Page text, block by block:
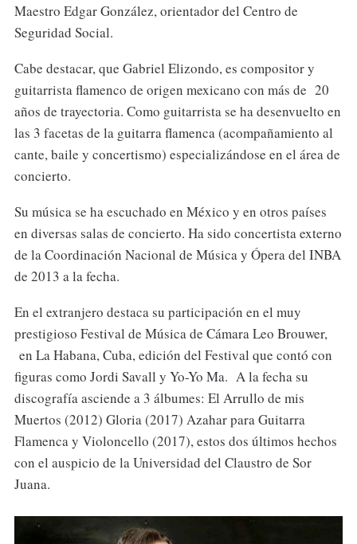
Maestro Edgar González, orientador del Centro de
Seguridad Social.
Cabe destacar, que Gabriel Elizondo, es compositor y
guitarrista flamenco de origen mexicano con más de 20
años de trayectoria. Como guitarrista se ha desenvuelto en
las 3 facetas de la guitarra flamenca (acompañamiento al
cante, baile y concertismo) especializándose en el área de
concierto.
Su música se ha escuchado en México y en otros países
en diversas salas de concierto. Ha sido concertista externo
de la Coordinación Nacional de Música y Ópera del INBA
de 2013 a la fecha.
En el extranjero destaca su participación en el muy
prestigioso Festival de Música de Cámara Leo Brouwer,
en La Habana, Cuba, edición del Festival que contó con
figuras como Jordi Savall y Yo-Yo Ma. A la fecha su
discografía asciende a 3 álbumes: El Arrullo de mis
Muertos (2012) Gloria (2017) Azahar para Guitarra
Flamenca y Violoncello (2017), estos dos últimos hechos
con el auspicio de la Universidad del Claustro de Sor
Juana.